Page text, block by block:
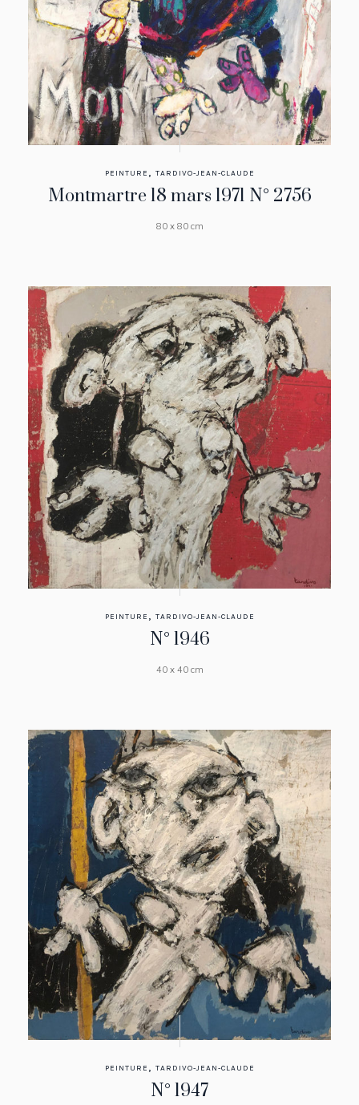
PEINTURE , TARDIVO-JEAN-CLAUDE
Montmartre 18 mars 1971 N° 2756
80 x 80 cm
PEINTURE , TARDIVO-JEAN-CLAUDE
N° 1946
40 x 40 cm
PEINTURE , TARDIVO-JEAN-CLAUDE
N° 1947